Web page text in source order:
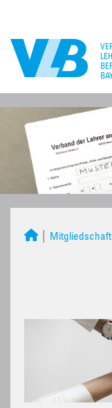
Mitgliedschaft